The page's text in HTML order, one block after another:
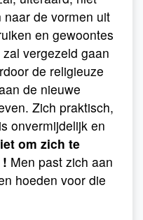
de vormen uit
en gewoontes
vergezeld gaan
de religieuze
de nieuwe
Zich praktisch,
onvermijdelijk en
om zich te
Men past zich aan
hoeden voor die